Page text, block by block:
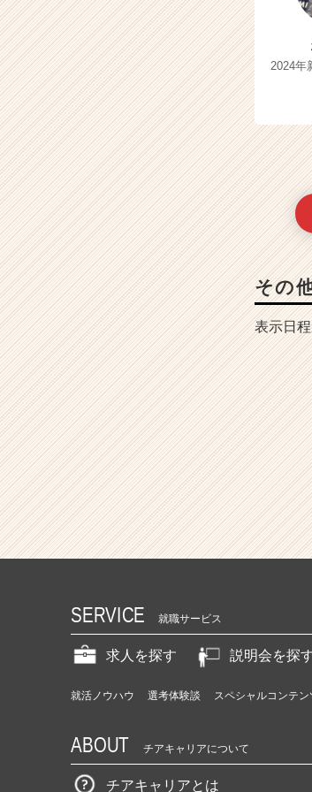
2024年
その
表示日
SERVICE 就職サービス
求人を探す 説明会を探
就活ノウハウ 選考体験談 スペシャルコンテン
ABOUT チアキャリアについて
チアキャリアとは